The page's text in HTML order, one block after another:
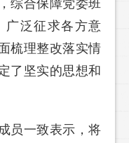
综合保障党委班
广泛征求各方意
梳理整改落实情
了坚实的思想和
员一致表示，将